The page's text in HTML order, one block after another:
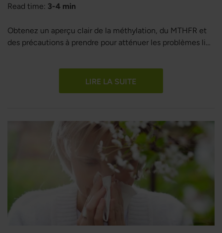
Read time: 3-4 min
Obtenez un aperçu clair de la méthylation, du MTHFR et
des précautions à prendre pour atténuer les problèmes liés
LIRE LA SUITE